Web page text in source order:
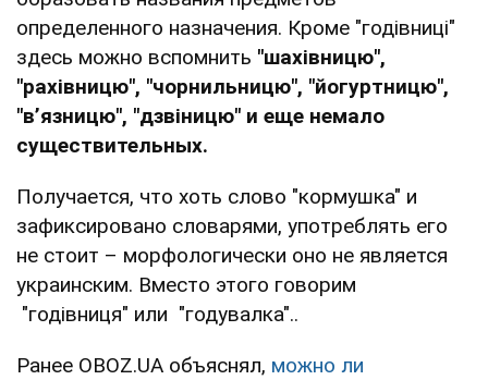
определенного назначения. Кроме "годівниці"
здесь можно вспомнить "шахівницю",
"рахівницю", "чорнильницю", "йогуртницю",
"в’язницю", "дзвіницю" и еще немало
существительных.
Получается, что хоть слово "кормушка" и
зафиксировано словарями, употреблять его
не стоит – морфологически оно не является
украинским. Вместо этого говорим
"годівниця" или "годувалка"..
Ранее OBOZ.UA объяснял, можно ли